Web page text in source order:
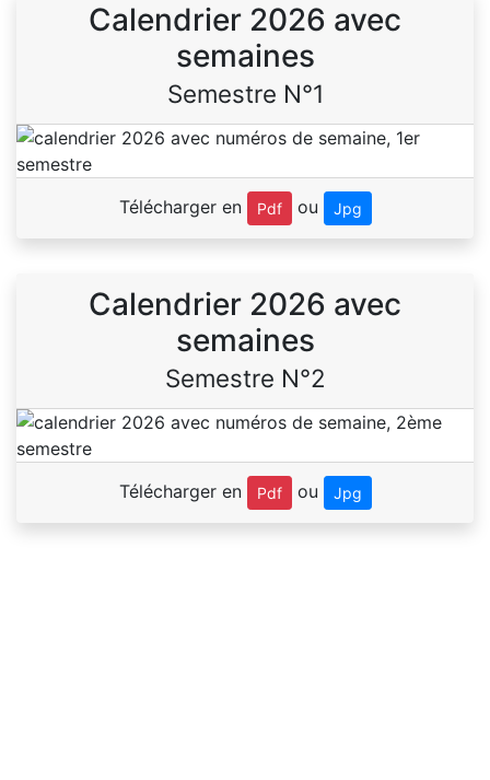
Calendrier 2026 avec
semaines
Semestre N°1
Télécharger en Pdf ou Jpg
Calendrier 2026 avec
semaines
Semestre N°2
Télécharger en Pdf ou Jpg